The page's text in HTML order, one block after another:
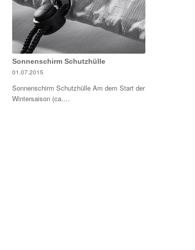
Sonnenschirm Schutzhülle
01.07.2015
Sonnenschirm Schutzhülle Am dem Start der
Wintersaison (ca.…